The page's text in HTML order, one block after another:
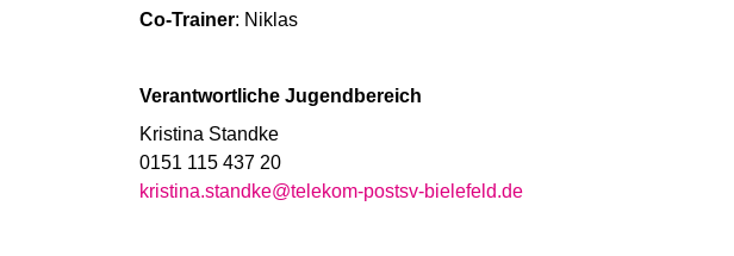
Co-Trainer: Niklas
Verantwortliche Jugendbereich
Kristina Standke
0151 115 437 20
kristina.standke@telekom-postsv-bielefeld.de